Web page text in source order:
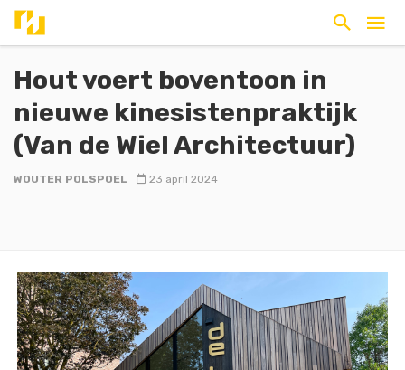
Hout voert boventoon in
nieuwe kinesistenpraktijk
(Van de Wiel Architectuur)
WOUTER POLSPOEL 23 april 2024